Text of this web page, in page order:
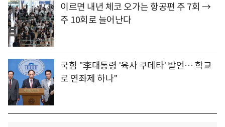
이르면 내년 체코 오가는 항공편 주 7회 →
주 10회로 늘어난다
국힘 "李대통령 '육사 쿠데타' 발언… 학교
로 연좌제 하나"